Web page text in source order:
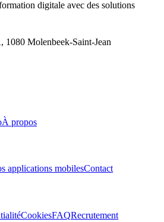
digitale avec des solutions
, 1080 Molenbeek-Saint-Jean
À propos
applications mobilesContact
CookiesFAQRecrutement